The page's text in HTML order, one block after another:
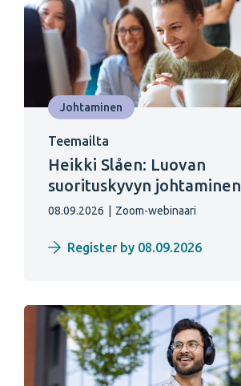
Johtaminen
Teemailta
Heikki Slåen: Luovan
suorituskyvyn johtaminen
08.09.2026 Zoom-webinaari
Register by 08.09.2026